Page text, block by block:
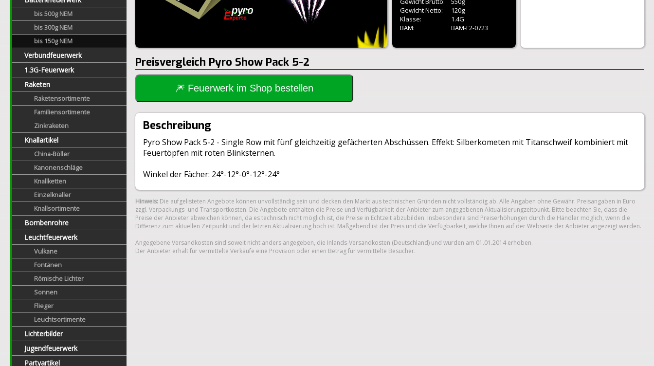
bis 500g NEM
bis 300g NEM
bis 150g NEM
Verbundfeuerwerk
1.3G-Feuerwerk
Raketen
Raketensortimente
Familiensortimente
Zinkraketen
Knallartikel
China-Böller
Kanonenschläge
Knallketten
Einzelknaller
Knallsortimente
Bombenrohre
Leuchtfeuerwerk
Vulkane
Fontänen
Römische Lichter
Sonnen
Flieger
Leuchtsortimente
Lichterbilder
Jugendfeuerwerk
Partyartikel
Gewicht Netto:
120g
Klasse:
1.4G
BAM:
BAM-F2-0723
Preisvergleich Pyro Show Pack 5-2
🎆 Feuerwerk im Shop bestellen
Beschreibung
Pyro Show Pack 5-2 - Single Row mit fünf gleichzeitig gefächerten Abschüssen. Effekt: Silberkometen mit Titanschweif kombiniert mit
Feuertöpfen mit roten Blinksternen.
Winkel der Fächer: 24°-12°-0°-12°-24°
Hinweis: Die aufgelisteten Angebote können unvollständig sein und decken den Markt aus technischen Gründen nicht vollständig ab. Alle Angaben ohne Gewähr. Preisangaben in Euro
zzgl. Verpackungs- und Transportkosten. Die Angebote enthalten die Preise und Verfügbarkeit der Anbieter zum angegebenen Aktualisierungzeitpunkt. Bitte beachten Sie, dass die
Preise der Anbieter abweichen können, da es technisch nicht möglich ist, die Preise in Echtzeit abzubilden. Insbesondere sind Preiserhöhungen durch die Händler möglich, wenn die
Differenz zum aktuellen Zeitpunkt und der letzten Aktualisierung hoch ist. Maßgebend ist der Preis und die Verfügbarkeit, welche Ihnen auf der Webseite der Anbieter angezeigt werden.
Angegebene Versandkosten sind soweit nicht anders angegeben, die Inlands-Versandkosten (Deutschland) und wurden am 01.01.2014 erhoben.
Der Anbieter erhält für vermittelte Verkäufe eine Provision oder einen Betrag für vermittelte Besucher.